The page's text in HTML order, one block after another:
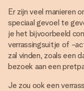
Er zijn veel manieren
speciaal gevoel te
je het bijvoorbeeld
verrassingsuitje of -
zal vinden, zoals een
bezoek aan een
Je zou ook een